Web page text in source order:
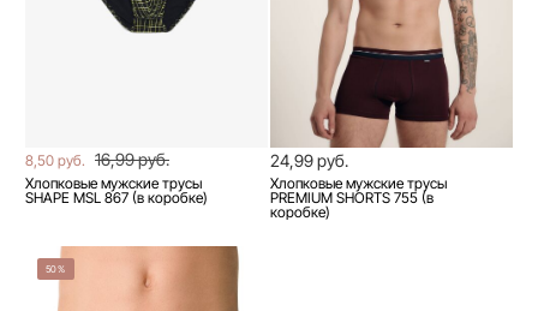
8,50 руб. 16,99 руб.
Хлопковые мужские трусы
SHAPE MSL 867 (в коробке)
24,99 руб.
Хлопковые мужские трусы
PREMIUM SHORTS 755 (в
коробке)
50%